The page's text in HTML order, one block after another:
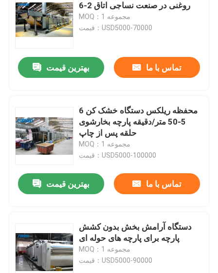
اطلاعات تماس
محصولات
دستگاه استنتر هوای گرم
دستگاه استنتر فابریک
ماشین خشک کن پارچه
ماشین تکمیل نساجی
روغنی در صنعت نساجی اتاق 2-6
MOQ：1 مجموعه
قیمت：USD5000-70000
بهترین قیمت تماس با ما
6 محفظه ریلکس دستگاه خشک کن
5-50 متر/دقیقه پارچه بخارشوی
حلقه پس از چاپ
MOQ：1 مجموعه
قیمت：USD5000-100000
بهترین قیمت تماس با ما
دستگاه آرامش بخش بدون کشش
پارچه برای پارچه های حوله ای
MOQ：1 مجموعه
قیمت：USD5000-90000